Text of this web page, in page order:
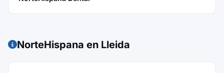
NorteHispana en Lleida